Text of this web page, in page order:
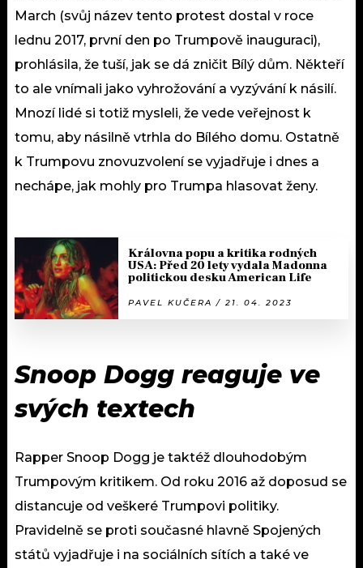
March (svůj název tento protest dostal v roce
lednu 2017, první den po Trumpově inauguraci),
prohlásila, že tuší, jak se dá zničit Bílý dům. Někteří
to ale vnímali jako vyhrožování a vyzývání k násilí.
Mnozí lidé si totiž mysleli, že vede veřejnost k
tomu, aby násilně vtrhla do Bílého domu. Ostatně
k Trumpovu znovuzvolení se vyjadřuje i dnes a
nechápe, jak mohly pro Trumpa hlasovat ženy.
Královna popu a kritika rodných
USA: Před 20 lety vydala Madonna
politickou desku American Life
PAVEL KUČERA / 21. 04. 2023
Snoop Dogg reaguje ve
svých textech
Rapper Snoop Dogg je taktéž dlouhodobým
Trumpovým kritikem. Od roku 2016 až doposud se
distancuje od veškeré Trumpovi politiky.
Pravidelně se proti současné hlavně Spojených
států vyjadřuje i na sociálních sítích a také ve